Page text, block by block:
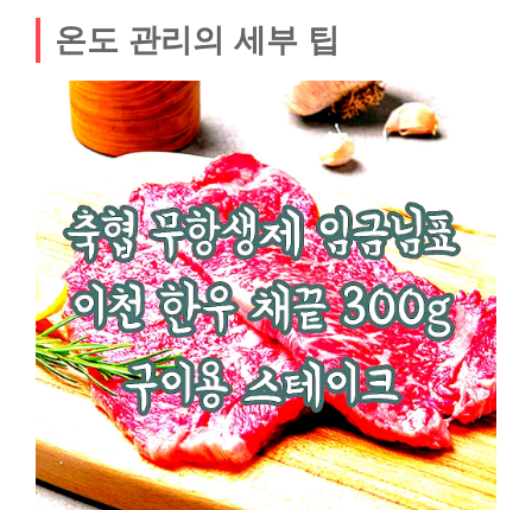
온도 관리의 세부 팁